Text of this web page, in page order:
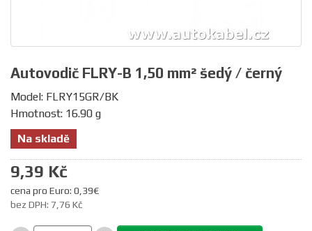
Autovodič FLRY-B 1,50 mm² šedý / černý
Model: FLRY15GR/BK
Hmotnost: 16.90 g
Na skladě
9,39 Kč
cena pro Euro: 0,39€
bez DPH: 7,76 Kč